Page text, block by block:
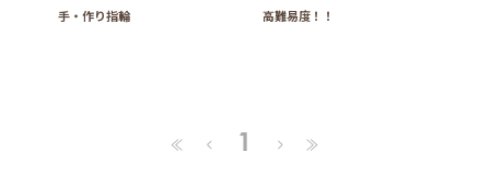
手・作り指輪 高難易度！！
≪ < 1 > ≫